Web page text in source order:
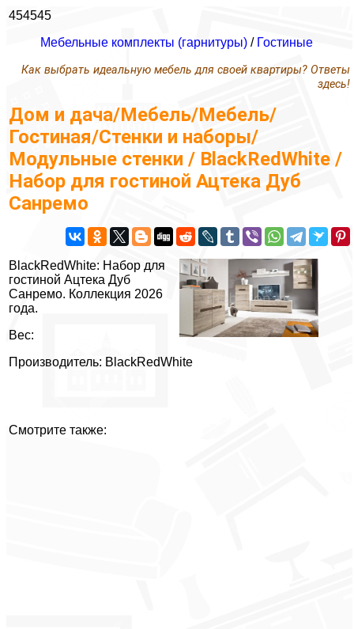
454545
Мебельные комплекты (гарнитуры) / Гостиные
Как выбрать идеальную мебель для своей квартиры? Ответы
здесь!
Дом и дача/Мебель/Мебель/
Гостиная/Стенки и наборы/
Модульные стенки / BlackRedWhite /
Набор для гостиной Ацтека Дуб
Санремо
BlackRedWhite: Набор для
гостиной Ацтека Дуб
Санремо. Коллекция 2026
года.
Вес:
Производитель: BlackRedWhite
Смотрите также: